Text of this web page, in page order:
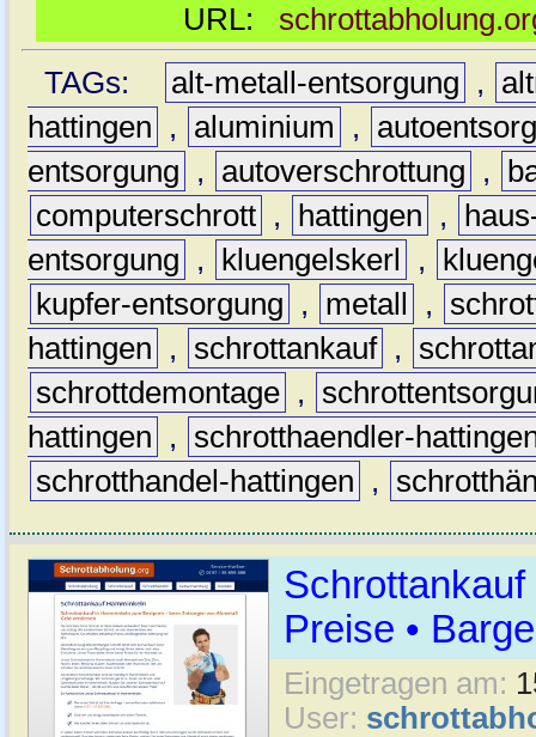
URL:
TAGs:
alt-metall-entsorgung ,
hattingen
, aluminium ,
entsorgung
, autoverschrottung ,
computerschrott , hattingen ,
entsorgung
, kluengelskerl ,
kupfer-entsorgung
, metall ,
hattingen
, schrottankauf ,
schrottdemontage ,
hattingen
,
schrotthaendler-
schrotthandel-hattingen
,
Schrottankauf
Preise •
Eingetragen am:
User: